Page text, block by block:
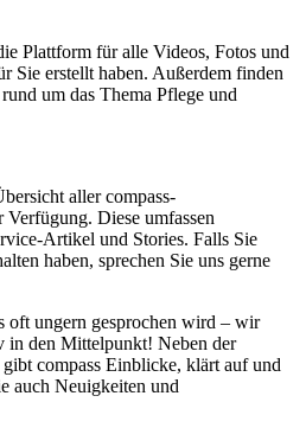
Plattform für alle Videos, Fotos und
Sie erstellt haben. Außerdem finden
um das Thema Pflege und
aller compass-
Diese umfassen
Artikel und Stories. Falls Sie
haben, sprechen Sie uns gerne
oft ungern gesprochen wird – wir
in den Mittelpunkt! Neben der
compass Einblicke, klärt auf und
auch Neuigkeiten und